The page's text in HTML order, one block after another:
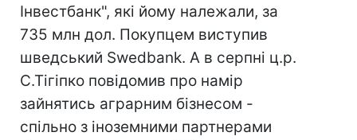
Інвестбанк", які йому належали, за
735 млн дол. Покупцем виступив
шведський Swedbank. А в серпні ц.р.
С.Тігіпко повідомив про намір
зайнятись аграрним бізнесом -
спільно з іноземними партнерами